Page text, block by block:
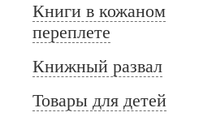
Книги в кожаном
переплете
Книжный развал
Товары для детей